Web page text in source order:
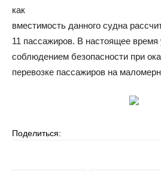
как
вместимость данного судна
11 пассажиров. В настоящее время
соблюдением безопасности при
перевозке пассажиров на
Поделиться: